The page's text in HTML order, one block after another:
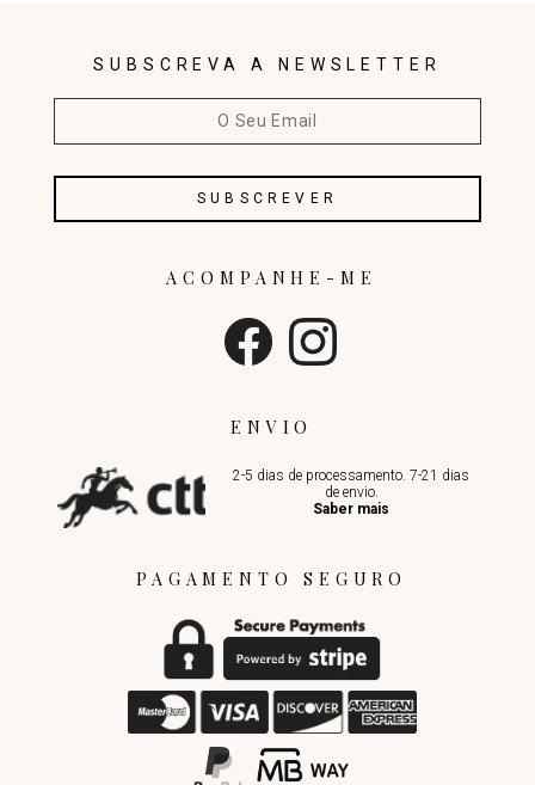
SUBSCREVA A NEWSLETTER
ENVIO
2-5 dias de processamento. 7-21 dias
de envio.
Saber mais
ACOMPANHE-ME
PAGAMENTO SEGURO